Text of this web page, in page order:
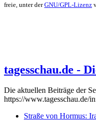
freie, unter derGNU/GPL-Lizenz
tagesschau.de -
Die aktuellen Beiträge der
https://www.tagesschau.de/
Straße von Hormus: